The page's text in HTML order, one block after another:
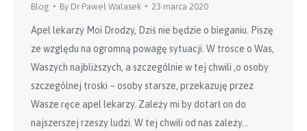
Blog By Dr Paweł Walasek 23 marca 2020
Apel lekarzy Moi Drodzy, Dziś nie będzie o bieganiu. Piszę
ze względu na ogromną powagę sytuacji. W trosce o Was,
Waszych najbliższych, a szczególnie w tej chwili ,o osoby
szczególnej troski – osoby starsze, przekazuję przez
Wasze ręce apel lekarzy. Zależy mi by dotarł on do
najszerszej rzeszy ludzi. W tej chwili od nas zależy…